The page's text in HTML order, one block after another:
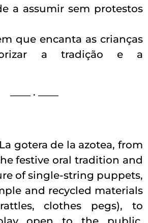
a assumir sem protestos
que encanta as crianças
a tradição e a
____ . ____
gotera de la azotea, from
festive oral tradition and
of single-string puppets,
and recycled materials
clothes pegs), to